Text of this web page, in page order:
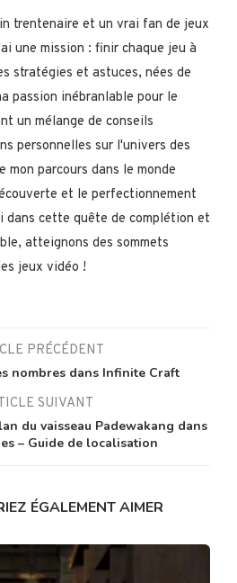
trentenaire et un vrai fan de jeux
une mission : finir chaque jeu à
stratégies et astuces, nées de
passion inébranlable pour le
un mélange de conseils
personnelles sur l'univers des
parcours dans le monde
et le perfectionnement
dans cette quête de complétion et
atteignons des sommets
jeux vidéo !
PRÉCÉDENT
nombres dans Infinite Craft
SUIVANT
du vaisseau Padewakang dans
– Guide de localisation
ÉGALEMENT AIMER